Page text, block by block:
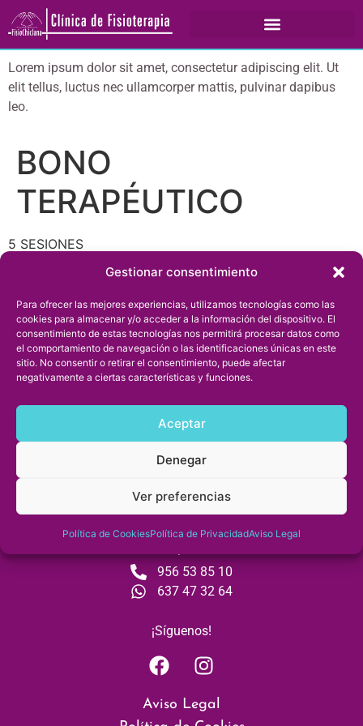
Gestionar consentimiento
Para ofrecer las mejores experiencias, utilizamos tecnologías como las
cookies para almacenar y/o acceder a la información del dispositivo. El
consentimiento de estas tecnologías nos permitirá procesar datos como
el comportamiento de navegación o las identificaciones únicas en este
sitio. No consentir o retirar el consentimiento, puede afectar
negativamente a ciertas características y funciones.
Aceptar
Denegar
Ver preferencias
Política de CookiesPolítica de PrivacidadAviso Legal
Lorem ipsum dolor sit amet, consectetur adipiscing elit. Ut
elit tellus, luctus nec ullamcorper mattis, pulvinar dapibus
leo.
BONO
TERAPÉUTICO
5 SESIONES
Masaje terapéutico
Hipopresivos
Sesiones individuales de pilates terapéutico
Fisioterapia pediátrica
Ejercicio terapéutico
«Fisioterapia en cada paso»
956 53 85 10
637 47 32 64
¡Síguenos!
Aviso Legal